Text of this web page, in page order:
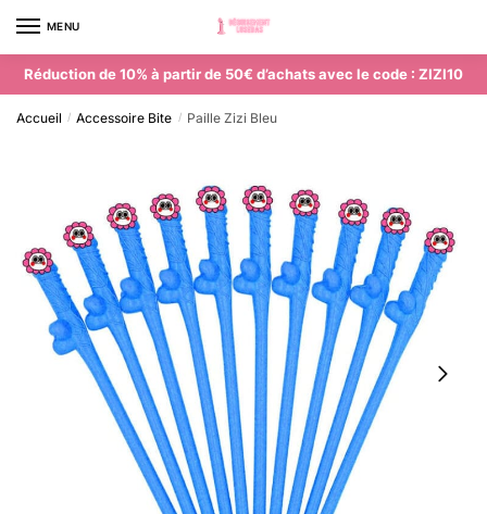
MENU
Réduction de 10% à partir de 50€ d’achats avec le code : ZIZI10
Accueil / Accessoire Bite / Paille Zizi Bleu